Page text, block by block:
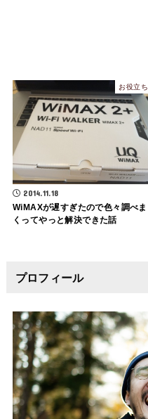
お役立ち
2014.11.18
WiMAXが遅すぎたので色々調べま
くってやっと解決できた話
プロフィール